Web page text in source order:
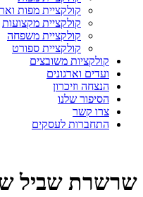
קולקציית מפות
קולקציית מקצועות
קולקציית משפחה
קולקציית ספורט
קולקציות משובצים
ועדים וארגונים
הנצחה וזיכרון
הסיפור שלנו
צרו קשר
התחברות לעסקים
שרשרת שביל